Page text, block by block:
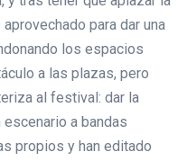
para dar una
los espacios
a las plazas, pero
al festival: dar la
a bandas
propios y han editado